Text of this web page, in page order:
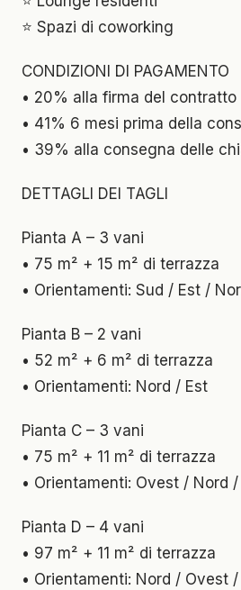
⭐ Spazi di coworking
CONDIZIONI DI PAGAMENTO
• 20% alla firma del contratto
• 41% 6 mesi prima della
• 39% alla consegna delle
DETTAGLI DEI TAGLI
Pianta A – 3 vani
• 75 m² + 15 m² di terrazza
• Orientamenti: Sud / Est /
Pianta B – 2 vani
• 52 m² + 6 m² di terrazza
• Orientamenti: Nord / Est
Pianta C – 3 vani
• 75 m² + 11 m² di terrazza
• Orientamenti: Ovest / Nord /
Pianta D – 4 vani
• 97 m² + 11 m² di terrazza
• Orientamenti: Nord / Ovest /